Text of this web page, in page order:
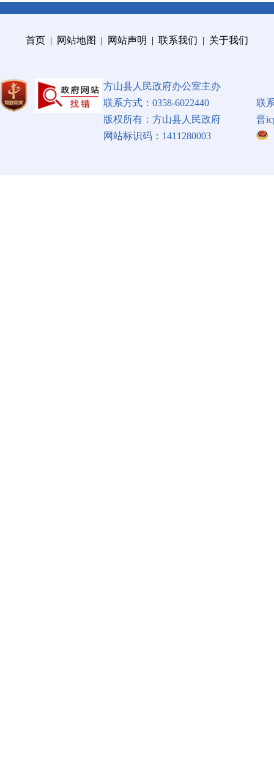
首页 | 网站地图 | 网站声明 | 联系我们 | 关于我们
方山县人民政府办公室主办
联系方式：0358-6022440
联
版权所有：方山县人民政府
晋
网站标识码：1411280003